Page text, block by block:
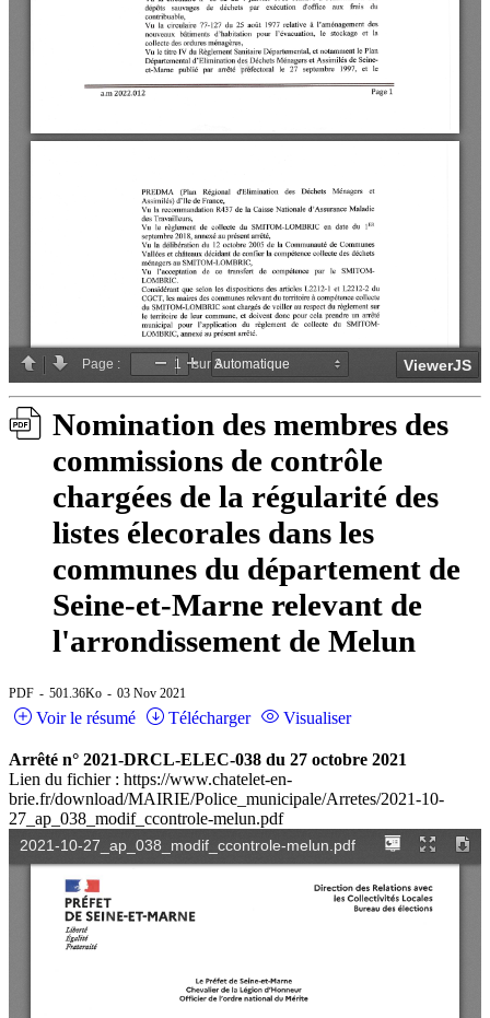
Nomination des membres des
commissions de contrôle
chargées de la régularité des
listes élecorales dans les
communes du département de
Seine-et-Marne relevant de
l'arrondissement de Melun
PDF 501.36Ko 03 Nov 2021
Voir le résumé Télécharger Visualiser
Arrêté n° 2021-DRCL-ELEC-038 du 27 octobre 2021
Lien du fichier : https://www.chatelet-en-
brie.fr/download/MAIRIE/Police_municipale/Arretes/2021-10-
27_ap_038_modif_ccontrole-melun.pdf